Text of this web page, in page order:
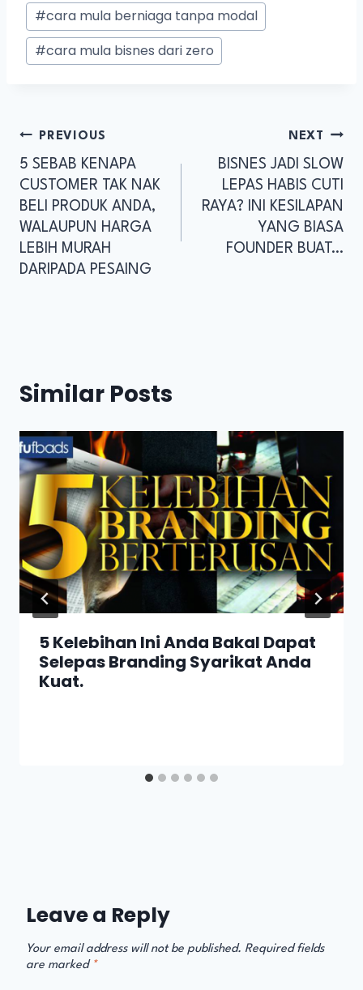
#cara mula berniaga tanpa modal
#cara mula bisnes dari zero
PREVIOUS
5 SEBAB KENAPA
CUSTOMER TAK NAK
BELI PRODUK ANDA,
WALAUPUN HARGA
LEBIH MURAH
DARIPADA PESAING
NEXT
BISNES JADI SLOW
LEPAS HABIS CUTI
RAYA? INI KESILAPAN
YANG BIASA
FOUNDER BUAT…
Similar Posts
5 Kelebihan Ini Anda Bakal Dapat
Selepas Branding Syarikat Anda
Kuat.
Leave a Reply
Your email address will not be published. Required fields
are marked *